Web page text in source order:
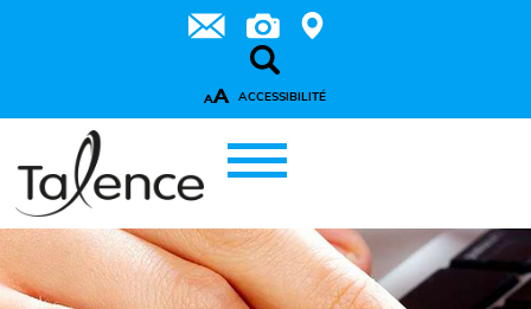
AA ACCESSIBILITÉ